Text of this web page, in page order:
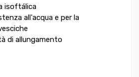
isoftálica
all'acqua e per la
di allungamento